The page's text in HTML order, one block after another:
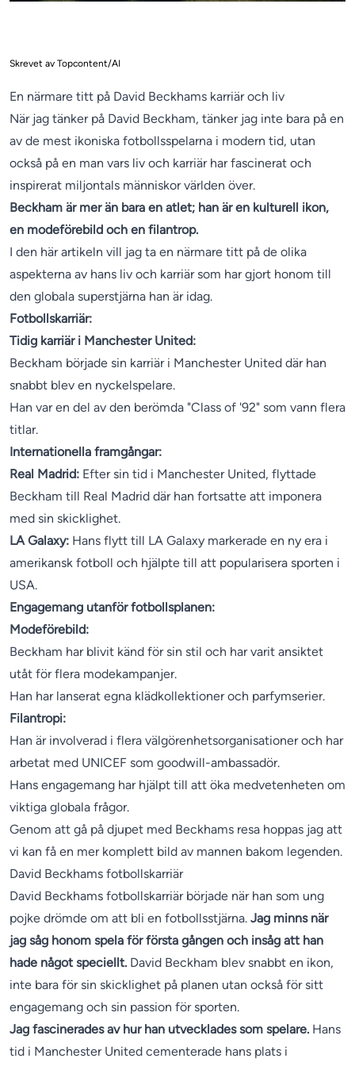
Skrevet av Topcontent/AI
En närmare titt på David Beckhams karriär och liv
När jag tänker på David Beckham, tänker jag inte bara på en
av de mest ikoniska fotbollsspelarna i modern tid, utan
också på en man vars liv och karriär har fascinerat och
inspirerat miljontals människor världen över.
Beckham är mer än bara en atlet; han är en kulturell ikon,
en modeförebild och en filantrop.
I den här artikeln vill jag ta en närmare titt på de olika
aspekterna av hans liv och karriär som har gjort honom till
den globala superstjärna han är idag.
Fotbollskarriär:
Tidig karriär i Manchester United:
Beckham började sin karriär i Manchester United där han
snabbt blev en nyckelspelare.
Han var en del av den berömda "Class of '92" som vann flera
titlar.
Internationella framgångar:
Real Madrid: Efter sin tid i Manchester United, flyttade
Beckham till Real Madrid där han fortsatte att imponera
med sin skicklighet.
LA Galaxy: Hans flytt till LA Galaxy markerade en ny era i
amerikansk fotboll och hjälpte till att popularisera sporten i
USA.
Engagemang utanför fotbollsplanen:
Modeförebild:
Beckham har blivit känd för sin stil och har varit ansiktet
utåt för flera modekampanjer.
Han har lanserat egna klädkollektioner och parfymserier.
Filantropi:
Han är involverad i flera välgörenhetsorganisationer och har
arbetat med UNICEF som goodwill-ambassadör.
Hans engagemang har hjälpt till att öka medvetenheten om
viktiga globala frågor.
Genom att gå på djupet med Beckhams resa hoppas jag att
vi kan få en mer komplett bild av mannen bakom legenden.
David Beckhams fotbollskarriär
David Beckhams fotbollskarriär började när han som ung
pojke drömde om att bli en fotbollsstjärna. Jag minns när
jag såg honom spela för första gången och insåg att han
hade något speciellt. David Beckham blev snabbt en ikon,
inte bara för sin skicklighet på planen utan också för sitt
engagemang och sin passion för sporten.
Jag fascinerades av hur han utvecklades som spelare. Hans
tid i Manchester United cementerade hans plats i